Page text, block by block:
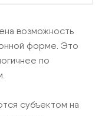
возможность
форме. Это
по
субъектом на